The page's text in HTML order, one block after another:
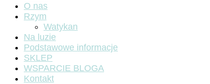
O nas
Rzym
Watykan
Na luzie
Podstawowe informacje
SKLEP
WSPARCIE BLOGA
Kontakt